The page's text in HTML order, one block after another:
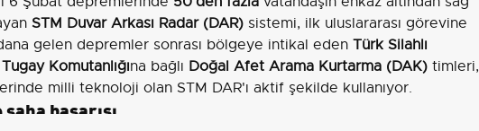
STM Duvar Arkası Radar (DAR) sistemi, ilk uluslararası görevine
gelen depremler sonrası bölgeye intikal eden Türk Silahlı
Komutanlığına bağlı Doğal Afet Arama Kurtarma (DAK) timleri,
milli teknoloji olan STM DAR'ı aktif şekilde kullanıyor.
başarısı